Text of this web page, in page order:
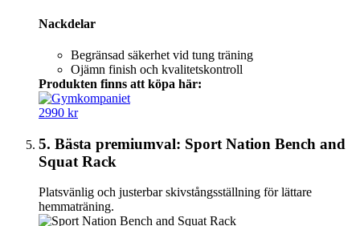
Nackdelar
Begränsad säkerhet vid tung träning
Ojämn finish och kvalitetskontroll
Produkten finns att köpa här:
2990 kr
5. Bästa premiumval: Sport Nation Bench and
Squat Rack
Platsvänlig och justerbar skivstångsställning för lättare
hemmaträning.